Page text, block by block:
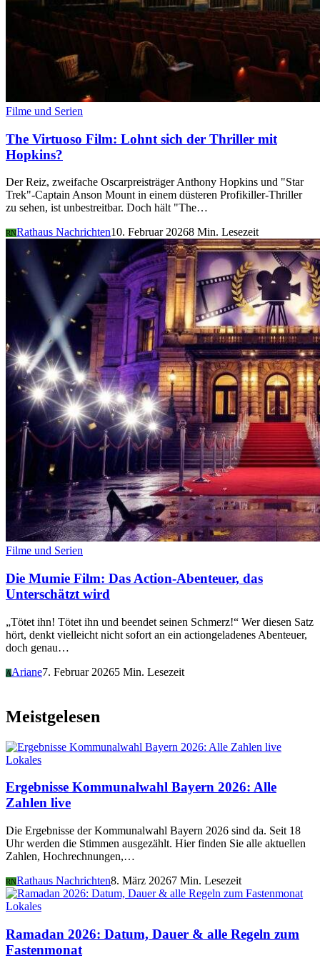
Filme und Serien
The Virtuoso Film: Lohnt sich der Thriller mit
Hopkins?
Der Reiz, zweifache Oscarpreisträger Anthony Hopkins und "Star
Trek"-Captain Anson Mount in einem düsteren Profikiller-Thriller
zu sehen, ist unbestreitbar. Doch hält "The…
RNRathaus Nachrichten10. Februar 20268 Min. Lesezeit
Filme und Serien
Die Mumie Film: Das Action-Abenteuer, das
Unterschätzt wird
„Tötet ihn! Tötet ihn und beendet seinen Schmerz!“ Wer diesen Satz
hört, denkt vielleicht nicht sofort an ein actiongeladenes Abenteuer,
doch genau…
AAriane7. Februar 20265 Min. Lesezeit
Meistgelesen
Lokales
Ergebnisse Kommunalwahl Bayern 2026: Alle
Zahlen live
Die Ergebnisse der Kommunalwahl Bayern 2026 sind da. Seit 18
Uhr werden die Stimmen ausgezählt. Hier finden Sie alle aktuellen
Zahlen, Hochrechnungen,…
RNRathaus Nachrichten8. März 20267 Min. Lesezeit
Lokales
Ramadan 2026: Datum, Dauer & alle Regeln zum
Fastenmonat